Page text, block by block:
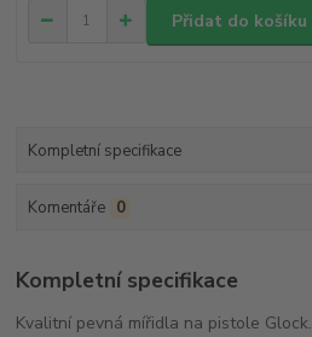
Přidat do košíku
Kompletní specifikace
Komentáře 0
Kompletní specifikace
Kvalitní pevná mířidla na pistole Glock.